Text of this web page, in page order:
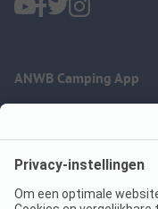
ANWB Camping App